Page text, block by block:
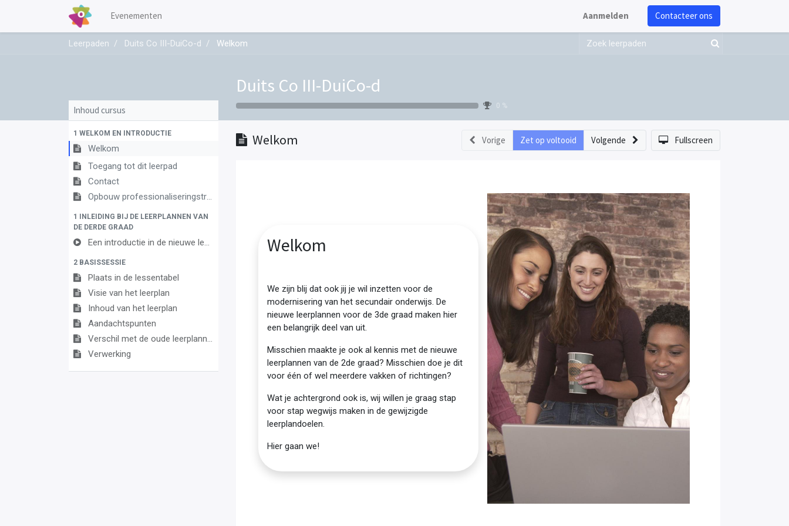
Evenementen Aanmelden Contacteer ons
Leerpaden Duits Co III-DuiCo-d Welkom
Duits Co III-DuiCo-d
0 %
Inhoud cursus
1 WELKOM EN INTRODUCTIE
Welkom
Toegang tot dit leerpad
Contact
Opbouw professionaliseringstraject
1 INLEIDING BIJ DE LEERPLANNEN VAN
DE DERDE GRAAD
Een introductie in de nieuwe leerplannen van de derde graad
2 BASISSESSIE
Plaats in de lessentabel
Visie van het leerplan
Inhoud van het leerplan
Aandachtspunten
Verschil met de oude leerplannen
Verwerking
Welkom Vorige Zet op voltooid Volgende Fullscreen
Welkom
We zijn blij dat ook jij je wil inzetten voor de
modernisering van het secundair onderwijs. De
nieuwe leerplannen voor de 3de graad maken hier
een belangrijk deel van uit.
Misschien maakte je ook al kennis met de nieuwe
leerplannen van de 2de graad? Misschien doe je dit
voor één of wel meerdere vakken of richtingen?
Wat je achtergrond ook is, wij willen je graag stap
voor stap wegwijs maken in de gewijzigde
leerplandoelen.
Hier gaan we!